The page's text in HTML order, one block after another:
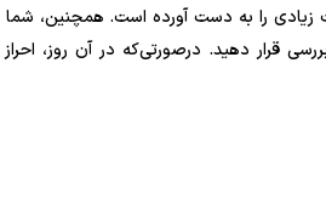
زیادی را به دست آورده‌ است. همچنین،